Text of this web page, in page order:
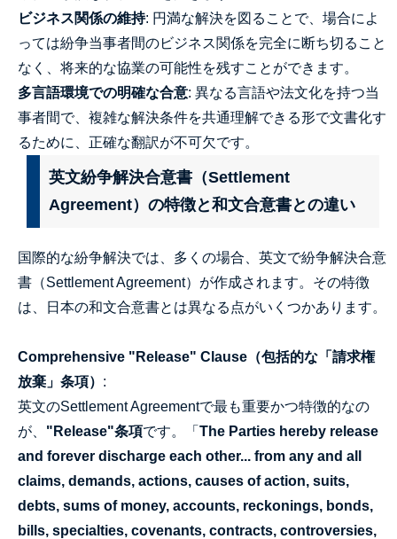
ビジネス関係の維持: 円満な解決を図ることで、場合によ
っては紛争当事者間のビジネス関係を完全に断ち切ること
なく、将来的な協業の可能性を残すことができます。
多言語環境での明確な合意: 異なる言語や法文化を持つ当
事者間で、複雑な解決条件を共通理解できる形で文書化す
るために、正確な翻訳が不可欠です。
英文紛争解決合意書（Settlement
Agreement）の特徴と和文合意書との違い
国際的な紛争解決では、多くの場合、英文で紛争解決合意
書（Settlement Agreement）が作成されます。その特徴
は、日本の和文合意書とは異なる点がいくつかあります。
Comprehensive "Release" Clause（包括的な「請求権
放棄」条項） :
英文のSettlement Agreementで最も重要かつ特徴的なの
が、 "Release"条項です。「 The Parties hereby release
and forever discharge each other... from any and all
claims, demands, actions, causes of action, suits,
debts, sums of money, accounts, reckonings, bonds,
bills, specialties, covenants, contracts, controversies,